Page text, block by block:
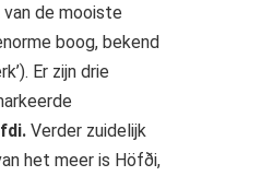
de mooiste
boog, bekend
Er zijn drie
Verder zuidelijk
het meer is Höfði,